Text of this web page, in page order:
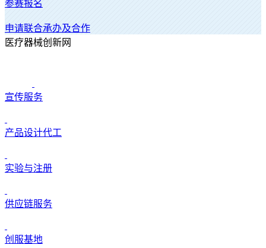
参赛报名
申请联合承办及合作
医疗器械创新网
宣传服务
产品设计代工
实验与注册
供应链服务
创服基地